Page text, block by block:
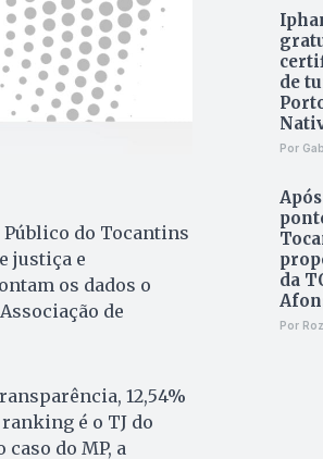
do Tocantins
justiça e
os dados o
de
12,54%
é o TJ do
do MP, a
de
Por
da
Por